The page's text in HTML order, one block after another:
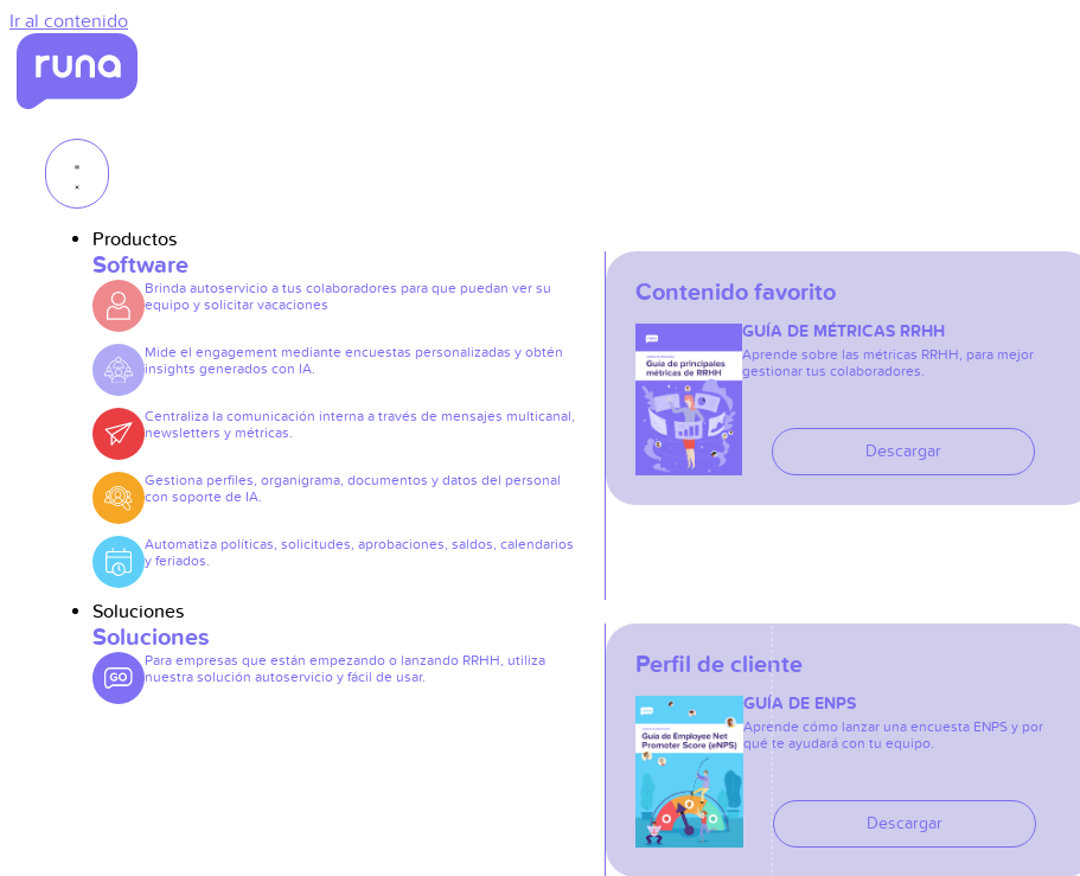
Ir al contenido
Productos
Software
Brinda autoservicio a tus colaboradores para que puedan ver su
equipo y solicitar vacaciones
Mide el engagement mediante encuestas personalizadas y obtén
insights generados con IA.
Centraliza la comunicación interna a través de mensajes multicanal,
newsletters y métricas.
Gestiona perfiles, organigrama, documentos y datos del personal
con soporte de IA.
Automatiza políticas, solicitudes, aprobaciones, saldos, calendarios
y feriados.
Contenido favorito
GUÍA DE MÉTRICAS RRHH
Aprende sobre las métricas RRHH, para mejor
gestionar tus colaboradores.
Descargar
Soluciones
Soluciones
Para empresas que están empezando o lanzando RRHH, utiliza
nuestra solución autoservicio y fácil de usar.
Perfil de cliente
GUÍA DE ENPS
Aprende cómo lanzar una encuesta ENPS y por
qué te ayudará con tu equipo.
Descargar